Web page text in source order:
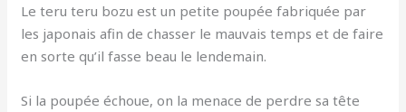
Le teru teru bozu est un petite poupée fabriquée par
les japonais afin de chasser le mauvais temps et de faire
en sorte qu’il fasse beau le lendemain.
Si la poupée échoue, on la menace de perdre sa tête